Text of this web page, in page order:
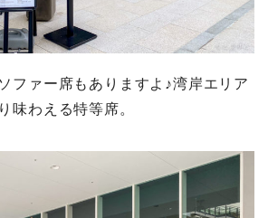
ファー席もありますよ♪湾岸エリア
味わえる特等席。